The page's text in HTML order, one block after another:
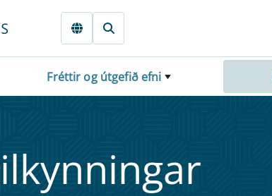
Fréttir og útgefið efni